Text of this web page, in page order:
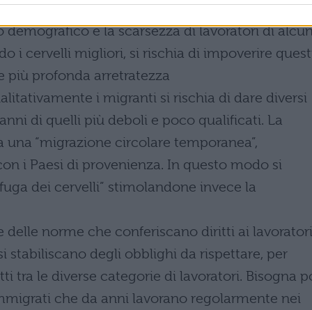
blu”, per un ingresso agevolato e legale,
e la scarsezza di lavoratori di
i cervelli migliori, si rischia di impoverire
più profonda arretratezza
i migranti si rischia di dare diversi
di quelli più deboli e poco qualificati. La
“migrazione circolare temporanea”,
i Paesi di provenienza. In questo modo si
dei cervelli” stimolandone invece la
delle norme che conferiscano diritti ai lavoratori
stabiliscano degli obblighi da rispettare, per
tra le diverse categorie di lavoratori. Bisogna
che da anni lavorano regolarmente nei